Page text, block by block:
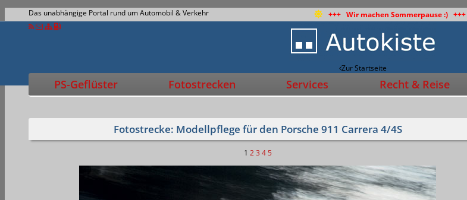
Das unabhängige Portal rund um Automobil & Verkehr +++ Wir machen Sommerpause :) +++
Zur Startseite
PS-Geflüster Fotostrecken Services Recht & Reise
Fotostrecke: Modellpflege für den Porsche 911 Carrera 4/4S
1 2 3 4 5